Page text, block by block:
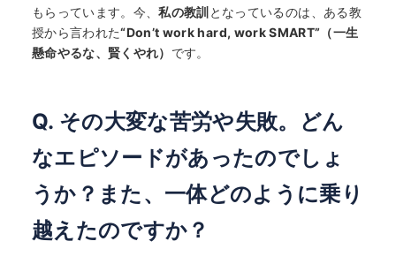
もらっています。今、私の教訓 となっているのは、ある教
授から言われた“Don’t work hard, work SMART”（一生
懸命やるな、賢くやれ） です。
Q. その大変な苦労や失敗。どん
なエピソードがあったのでしょ
うか？また、一体どのように乗り
越えたのですか？